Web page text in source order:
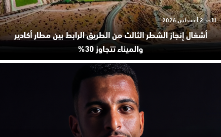
أشغال إنجاز الشطر الثالث من الطريق الرابط بين مطار أكادير
والميناء تتجاوز 30%
الأحد 2 أغسطس 2026